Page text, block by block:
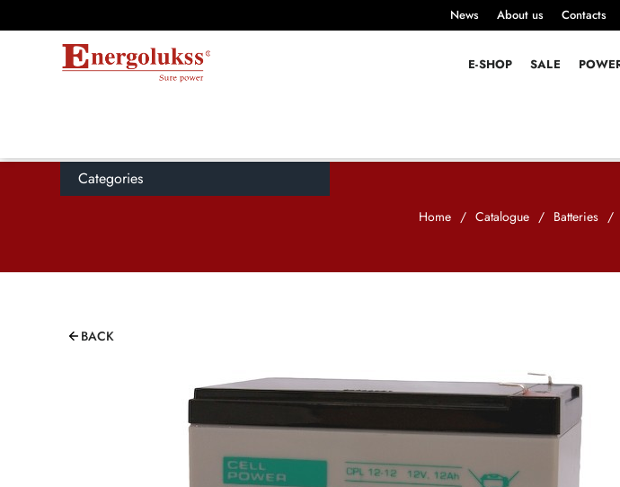
News About us Contacts
E-SHOP SALE
Categories
Home / Catalogue / Batteries /
BACK